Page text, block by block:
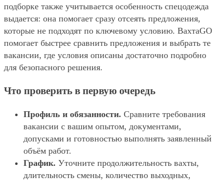
подборке также учитывается особенность спецодежда
выдается: она помогает сразу отсеять предложения,
которые не подходят по ключевому условию. ВахтаGO
помогает быстрее сравнить предложения и выбрать те
вакансии, где условия описаны достаточно подробно
для безопасного решения.
Что проверить в первую очередь
Профиль и обязанности. Сравните требования
вакансии с вашим опытом, документами,
допусками и готовностью выполнять заявленный
объём работ.
График. Уточните продолжительность вахты,
длительность смены, количество выходных,